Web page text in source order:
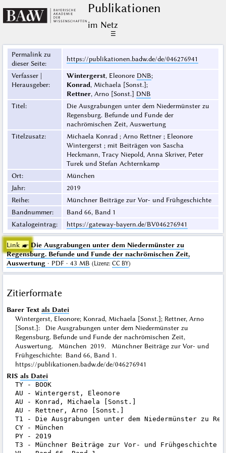
Publikationen
im Netz
☰
Permalink zu
dieser Seite:
https://publikationen.badw.de/de/046276941
Verfasser |
Herausgeber:
Wintergerst, Eleonore DNB;
Konrad, Michaela [Sonst.];
Rettner, Arno [Sonst.] DNB
Titel:
Die Ausgrabungen unter dem Niedermünster zu
Regensburg. Befunde und Funde der
nachrömischen Zeit, Auswertung
Titelzusatz:
Michaela Konrad ; Arno Rettner ; Eleonore
Wintergerst ; mit Beiträgen von Sascha
Heckmann, Tracy Niepold, Anna Skriver, Peter
Turek und Stefan Achternkamp
Ort:
München
Jahr:
2019
Reihe:
Münchner Beiträge zur Vor- und Frühgeschichte
Bandnummer:
Band 66, Band 1
Katalogeintrag: https://gateway-bayern.de/BV046276941
Link ☛ Die Ausgrabungen unter dem Niedermünster zu
Regensburg. Befunde und Funde der nachrömischen Zeit,
Auswertung· PDF · 43 MB (Lizenz: CC BY)
Zitierformate
Barer Text als Datei
Wintergerst, Eleonore; Konrad, Michaela [Sonst.]; Rettner, Arno
[Sonst.]: Die Ausgrabungen unter dem Niedermünster zu
Regensburg. Befunde und Funde der nachrömischen Zeit,
Auswertung. München 2019. Münchner Beiträge zur Vor- und
Frühgeschichte: Band 66, Band 1.
https://publikationen.badw.de/de/046276941
RIS als Datei
TY - BOOK
AU - Wintergerst, Eleonore
AU - Konrad, Michaela [Sonst.]
AU - Rettner, Arno [Sonst.]
T1 - Die Ausgrabungen unter dem Niedermünster zu
CY - München
PY - 2019
T3 - Münchner Beiträge zur Vor- und Frühgeschichte